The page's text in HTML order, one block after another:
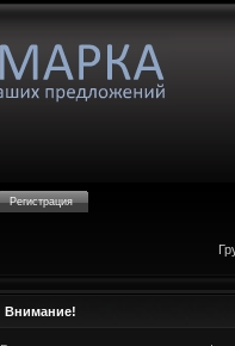
Регистрация
Внимание!